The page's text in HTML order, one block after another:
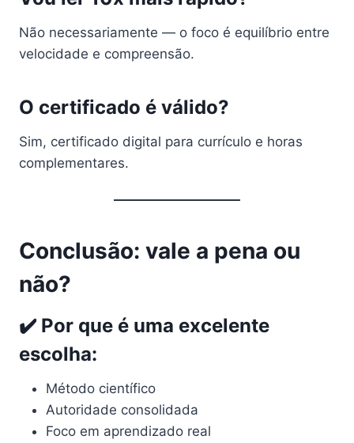
Não necessariamente — o foco é equilíbrio entre
velocidade e compreensão.
O certificado é válido?
Sim, certificado digital para currículo e horas
complementares.
Conclusão: vale a pena ou
não?
✔️ Por que é uma excelente
escolha:
Método científico
Autoridade consolidada
Foco em aprendizado real